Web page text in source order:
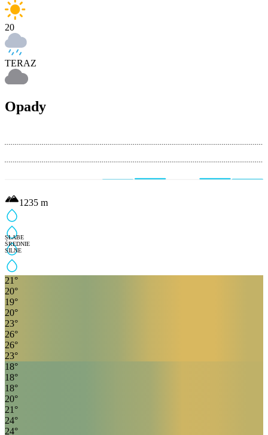
20
TERAZ
Opady
SŁABE
ŚREDNIE
SILNE
1235 m
21 °
20°
19°
20°
23°
26°
26°
23°
18°
18°
18°
20°
21 °
24°
24°